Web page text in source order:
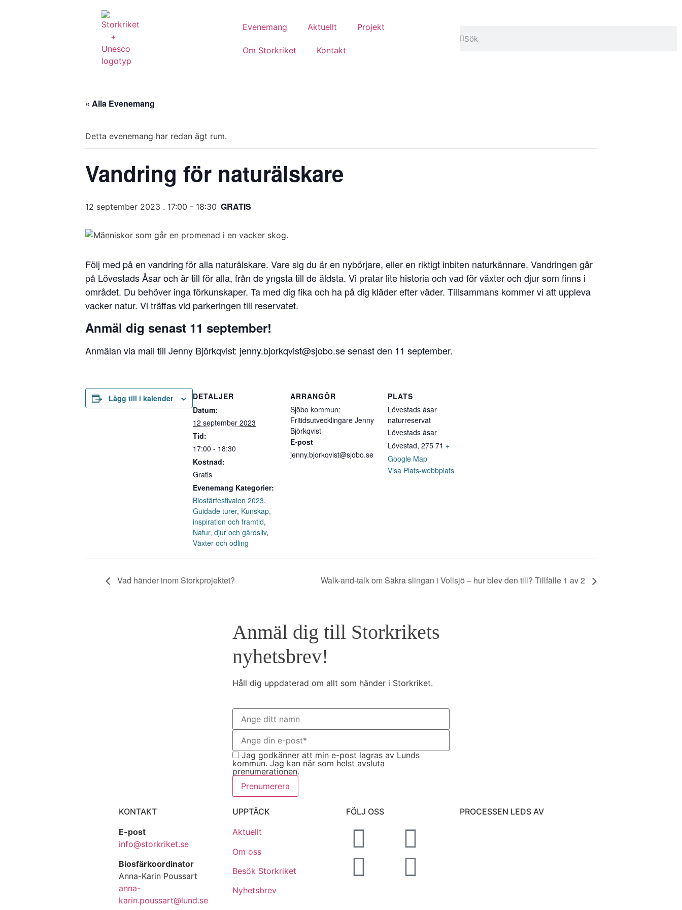
Evenemang Aktuellt Projekt
Om Storkriket Kontakt
« Alla Evenemang
Detta evenemang har redan ägt rum.
Vandring för naturälskare
12 september 2023 . 17:00 - 18:30 GRATIS
Följ med på en vandring för alla naturälskare. Vare sig du är en nybörjare, eller en riktigt inbiten naturkännare. Vandringen går
på Lövestads Åsar och är till för alla, från de yngsta till de äldsta. Vi pratar lite historia och vad för växter och djur som finns i
området. Du behöver inga förkunskaper. Ta med dig fika och ha på dig kläder efter väder. Tillsammans kommer vi att uppleva
vacker natur. Vi träffas vid parkeringen till reservatet.
Anmäl dig senast 11 september!
Anmälan via mail till Jenny Björkqvist: jenny.bjorkqvist@sjobo.se senast den 11 september.
Lägg till i kalender
DETALJER
Datum:
12 september 2023
Tid:
17:00 - 18:30
Kostnad:
Gratis
Evenemang Kategorier:
Biosfärfestivalen 2023,
Guidade turer, Kunskap,
inspiration och framtid,
Natur, djur och gårdsliv,
Växter och odling
ARRANGÖR
Sjöbo kommun:
Fritidsutvecklingare Jenny
Björkqvist
E-post
jenny.bjorkqvist@sjobo.se
PLATS
Lövestads åsar
naturreservat
Lövestads åsar
Lövestad, 275 71 +
Google Map
Visa Plats-webbplats
Vad händer inom Storkprojektet? Walk-and-talk om Säkra slingan i Vollsjö – hur blev den till? Tillfälle 1 av 2
Anmäl dig till Storkrikets
nyhetsbrev!
Håll dig uppdaterad om allt som händer i Storkriket.
Jag godkänner att min e-post lagras av Lunds
kommun. Jag kan när som helst avsluta
prenumerationen.
Prenumerera
KONTAKT
E-post
info@storkriket.se
Biosfärkoordinator
Anna-Karin Poussart
anna-
karin.poussart@lund.se
UPPTÄCK
Aktuellt
Om oss
Besök Storkriket
Nyhetsbrev
FÖLJ OSS PROCESSEN LEDS AV